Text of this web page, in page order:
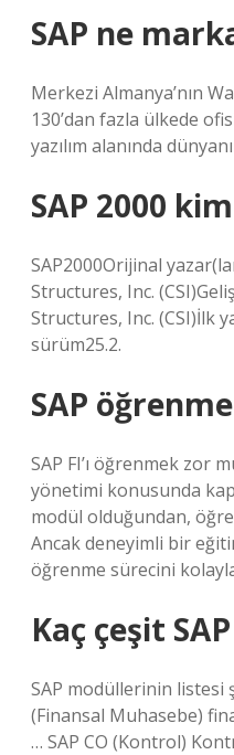
SAP ne
Merkezi Almanya’nın
130’dan fazla ülkede
yazılım alanında
SAP 2000
SAP2000Orijinal
Structures, Inc.
Structures, Inc. (CSI)İlk
sürüm25.2.
SAP
SAP FI’ı öğrenmek zor
yönetimi konusunda
modül olduğundan,
Ancak deneyimli bir
öğrenme sürecini
Kaç çeşit
SAP modüllerinin listesi
(Finansal Muhasebe)
… SAP CO (Kontrol)